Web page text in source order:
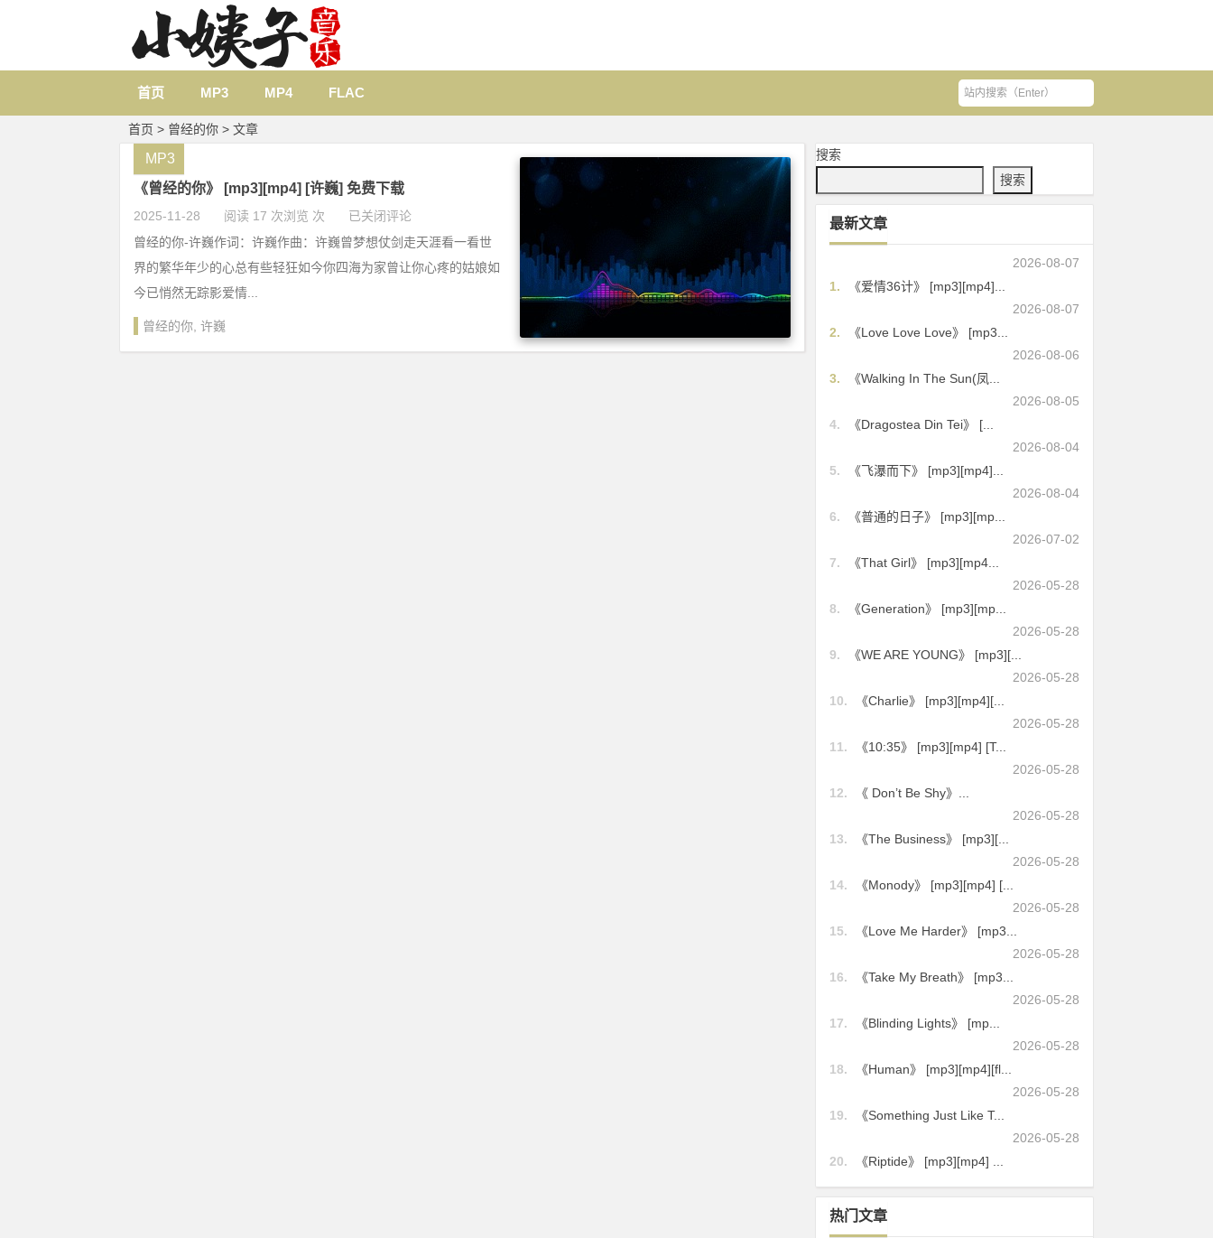
首页 MP3 MP4 FLAC
首页 > 曾经的你 > 文章
《曾经的你》 [mp3][mp4] [许巍] 免费下载
2025-11-28 阅读 17 次浏览 次 已关闭评论
MP3
曾经的你-许巍作词：许巍作曲：许巍曾梦想仗剑走天涯看一看世
界的繁华年少的心总有些轻狂如今你四海为家曾让你心疼的姑娘如
今已悄然无踪影爱情...
曾经的你 许巍
搜索
搜索
最新文章
2026-08-07
1.
《爱情36计》 [mp3][mp4]...
2026-08-07
2.
《Love Love Love》 [mp3...
2026-08-06
3.
《Walking In The Sun(凤...
2026-08-05
4.
《Dragostea Din Tei》 [...
2026-08-04
5.
《飞瀑而下》 [mp3][mp4]...
2026-08-04
6.
《普通的日子》 [mp3][mp...
2026-07-02
7.
《That Girl》 [mp3][mp4...
2026-05-28
8.
《Generation》 [mp3][mp...
2026-05-28
9.
《WE ARE YOUNG》 [mp3][...
2026-05-28
10.
《Charlie》 [mp3][mp4][...
2026-05-28
11.
《10:35》 [mp3][mp4] [T...
2026-05-28
12.
《 Don’t Be Shy》...
2026-05-28
13.
《The Business》 [mp3][...
2026-05-28
14.
《Monody》 [mp3][mp4] [...
2026-05-28
15.
《Love Me Harder》 [mp3...
2026-05-28
16.
《Take My Breath》 [mp3...
2026-05-28
17.
《Blinding Lights》 [mp...
2026-05-28
18.
《Human》 [mp3][mp4][fl...
2026-05-28
19.
《Something Just Like T...
2026-05-28
20.
《Riptide》 [mp3][mp4] ...
热门文章